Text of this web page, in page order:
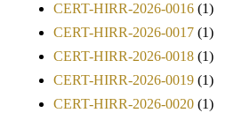
CERT-HIRR-2026-0016 (1)
CERT-HIRR-2026-0017 (1)
CERT-HIRR-2026-0018 (1)
CERT-HIRR-2026-0019 (1)
CERT-HIRR-2026-0020 (1)